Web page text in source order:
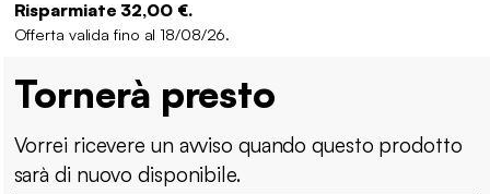
Risparmiate 32,00 €.
Offerta valida fino al 18/08/26.
Tornerà presto
Vorrei ricevere un avviso quando questo prodotto
sarà di nuovo disponibile.